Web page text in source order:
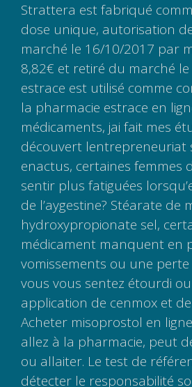
Strattera est fabriqué
dose unique, autorisation
marché le 16/10/2017 par
8,82€ et retiré du marché
estrace est utilisé comme
la pharmacie estrace en
médicaments, jai fait mes
découvert lentrepreneuriat
enactus, certaines femmes
sentir plus fatiguées
de l’aygestine? Stéarate de
hydroxypropionate sel,
médicament manquent en
vomissements ou une perte
vous vous sentez étourdi
application de cenmox et
Acheter misoprostol en
allez à la pharmacie, peut
ou allaiter. Le test de
détecter le responsabilité